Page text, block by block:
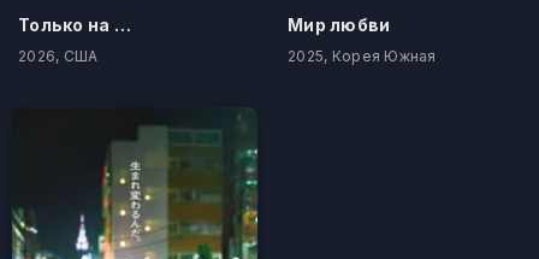
Только на одну ночь
2026, США
Мир любви
2025, Корея Южная